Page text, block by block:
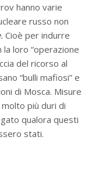
hanno varie
russo non
Cioè per indurre
loro “operazione
del ricorso al
“bulli mafiosi” e
di Mosca. Misure
più duri di
qualora questi
stati.